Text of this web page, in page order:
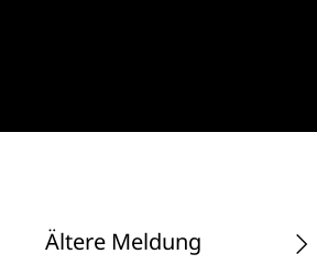
Ältere Meldung